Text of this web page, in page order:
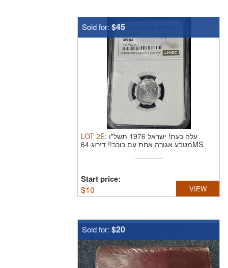
Sold for: $45
LOT 2E: עלה כעת! ישראל 1976 תשל"ו
מטבע אגורה אחת עם כוכב!! דירוג 64MS
Start price:
$10 VIEW
Sold for: $20